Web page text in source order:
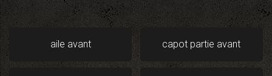
aile avant capot partie avant